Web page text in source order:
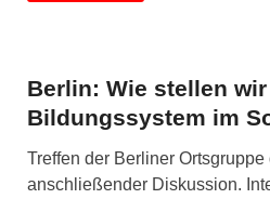
Berlin: Wie stellen
Bildungssystem im
Treffen der Berliner Ortsgruppe
anschließender Diskussion.